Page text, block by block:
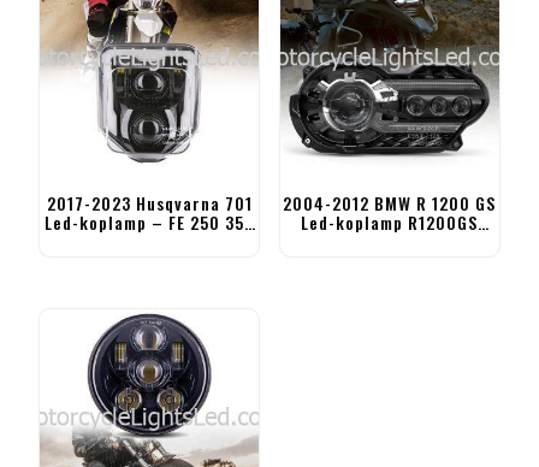
2017-2023 Husqvarna 701
Led-koplamp – FE 250 350
2004-2012 BMW R 1200 GS
Led-koplamp R1200GS